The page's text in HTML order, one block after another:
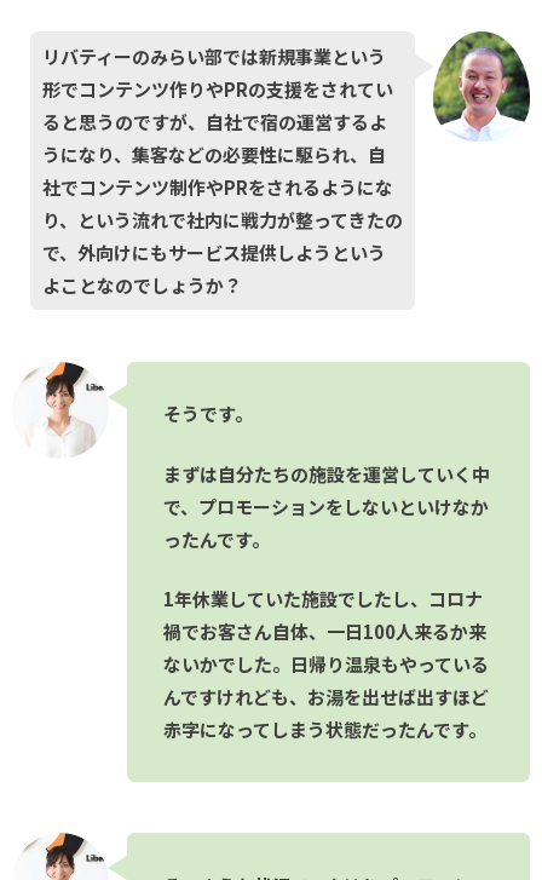
リバティーのみらい部では新規事業という
形でコンテンツ作りやPRの支援をされてい
ると思うのですが、自社で宿の運営するよ
うになり、集客などの必要性に駆られ、自
社でコンテンツ制作やPRをされるようにな
り、という流れで社内に戦力が整ってきたの
で、外向けにもサービス提供しようという
よことなのでしょうか？
そうです。
まずは自分たちの施設を運営していく中
で、プロモーションをしないといけなか
ったんです。
1年休業していた施設でしたし、コロナ
禍でお客さん自体、一日100人来るか来
ないかでした。日帰り温泉もやっている
んですけれども、お湯を出せば出すほど
赤字になってしまう状態だったんです。